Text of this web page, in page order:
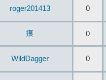
roger201413 0
痕 0
WildDagger 0